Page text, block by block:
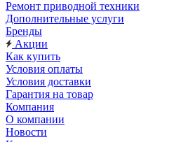
Ремонт приводной техники
Дополнительные услуги
Бренды
Акции
Как купить
Условия оплаты
Условия доставки
Гарантия на товар
Компания
О компании
Новости